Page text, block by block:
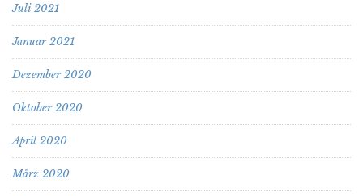
Juli 2021
Januar 2021
Dezember 2020
Oktober 2020
April 2020
März 2020